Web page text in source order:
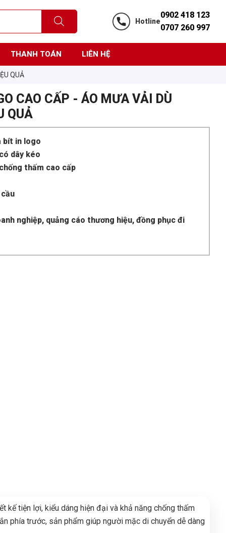
Hotline
0902 418 123
0707 260 997
THANH TOÁN LIÊN HỆ
QUẢ
CAO CẤP - ÁO MƯA VẢI DÙ
QUẢ
bít in logo
dây kéo
thấm cao cấp
nghiệp, quảng cáo thương hiệu, đồng phục đi
tiện lợi, kiểu dáng hiện đại và khả năng chống thấm
phía trước, sản phẩm giúp người mặc di chuyển dễ dàng